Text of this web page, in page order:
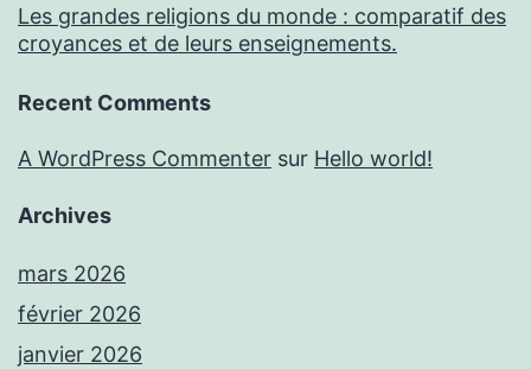
Les grandes religions du monde : comparatif des
croyances et de leurs enseignements.
Recent Comments
A WordPress Commenter sur Hello world!
Archives
mars 2026
février 2026
janvier 2026